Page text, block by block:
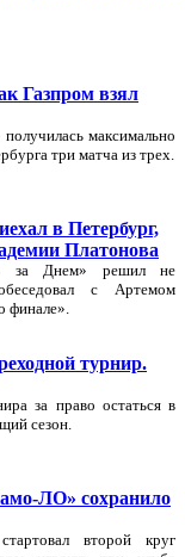
Газпром взял
максимально
три матча из трех.
в Петербург,
Платонова
за Днем» решил не
с Артемом
финале».
турнир.
за право остаться в
сезон.
ЛО» сохранило
второй круг